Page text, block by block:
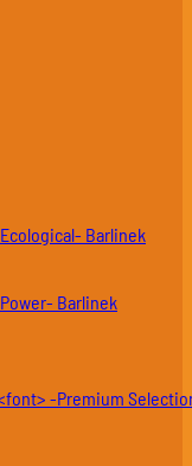
Barlinek
Barlinek